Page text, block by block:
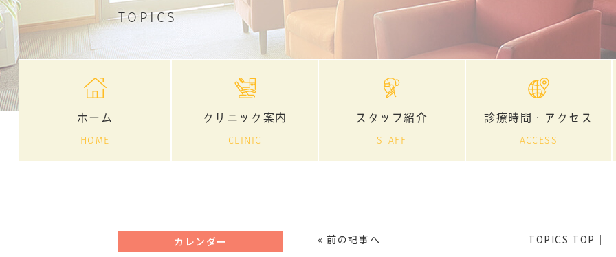
TOPICS
ホーム
HOME
クリニック案内
CLINIC
スタッフ紹介
STAFF
診療時間・アクセス
ACCESS
« 前の記事へ │TOPICS TOP│
カレンダー